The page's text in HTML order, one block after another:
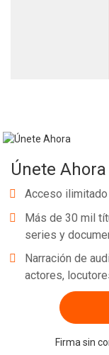
Únete Ahora
Acceso
Más de 30 mil
series y
Narración de
actores,
Firma sin